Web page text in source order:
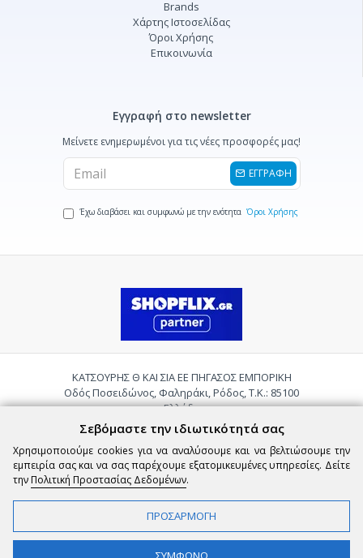
Brands
Χάρτης Ιστοσελίδας
Όροι Χρήσης
Επικοινωνία
Εγγραφή στο newsletter
Μείνετε ενημερωμένοι για τις νέες προσφορές μας!
ΕΓΓΡΑΦΗ
Έχω διαβάσει και συμφωνώ με την ενότητα Όροι Χρήσης
ΚΑΤΣΟΥΡΗΣ Θ ΚΑΙ ΣΙΑ ΕΕ ΠΗΓΑΣΟΣ ΕΜΠΟΡΙΚΗ
Οδός Ποσειδώνος, Φαληράκι, Ρόδος, Τ.Κ.: 85100
Ελλάδα
Τηλ.:2241085059
Email:
pigasosemporiki@gmail.com
ΦΙΛΤΡΑ
Σεβόμαστε την ιδιωτικότητά σας
Χρησιμοποιούμε cookies για να αναλύσουμε και να βελτιώσουμε την
εμπειρία σας και να σας παρέχουμε εξατομικευμένες υπηρεσίες. Δείτε
την Πολιτική Προστασίας Δεδομένων.
ΠΡΟΣΑΡΜΟΓΗ